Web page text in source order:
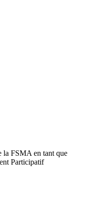
la FSMA en tant que
Participatif